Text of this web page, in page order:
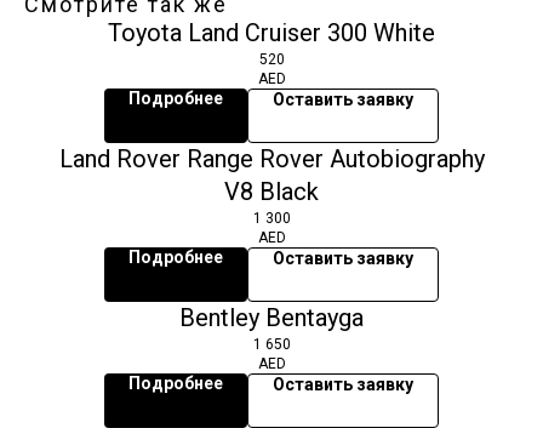
Toyota Land Cruiser 300 White
520
AED
Подробнее Оставить заявку
Land Rover Range Rover Autobiography
V8 Black
1 300
AED
Подробнее Оставить заявку
Bentley Bentayga
1 650
AED
Подробнее Оставить заявку